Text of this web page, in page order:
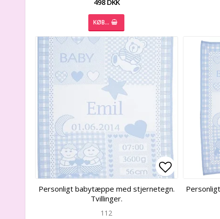
KØB…
Add to
Add to
Personligt babytæppe med stjernetegn.
Tvillinger.
112